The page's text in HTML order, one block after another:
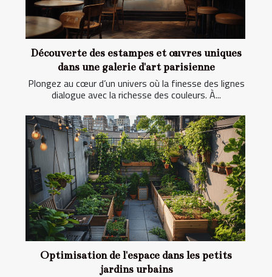
Découverte des estampes et œuvres uniques
dans une galerie d'art parisienne
Plongez au cœur d’un univers où la finesse des lignes
dialogue avec la richesse des couleurs. À...
Optimisation de l'espace dans les petits
jardins urbains